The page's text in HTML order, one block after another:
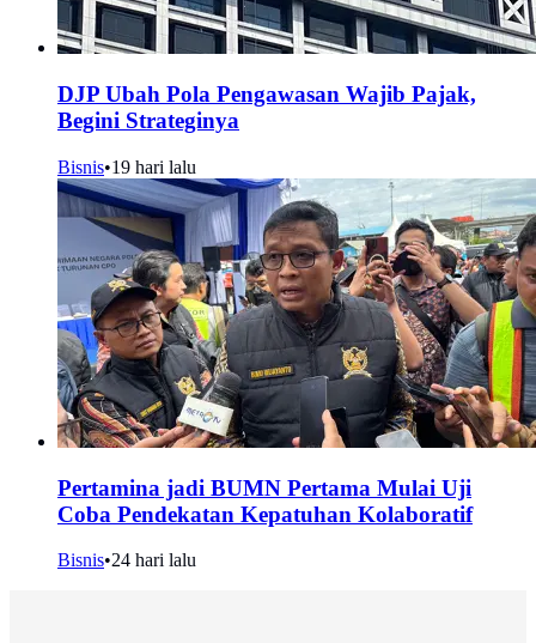
DJP Ubah Pola Pengawasan Wajib Pajak,
Begini Strateginya
Bisnis•19 hari lalu
Pertamina jadi BUMN Pertama Mulai Uji
Coba Pendekatan Kepatuhan Kolaboratif
Bisnis•24 hari lalu